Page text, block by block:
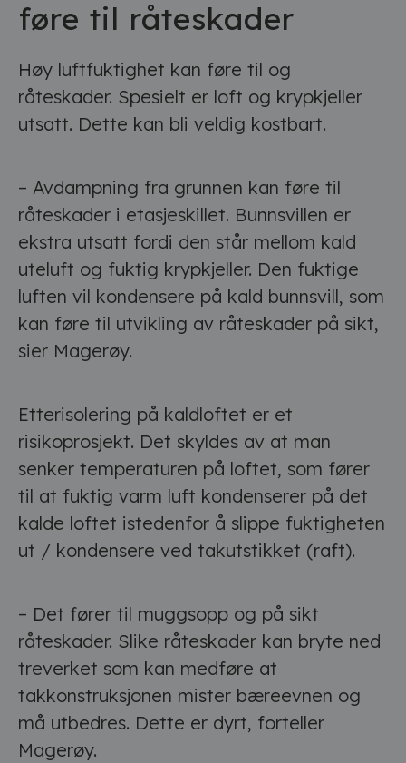
føre til råteskader
Høy luftfuktighet kan føre til og
råteskader. Spesielt er loft og krypkjeller
utsatt. Dette kan bli veldig kostbart.
– Avdampning fra grunnen kan føre til
råteskader i etasjeskillet. Bunnsvillen er
ekstra utsatt fordi den står mellom kald
uteluft og fuktig krypkjeller. Den fuktige
luften vil kondensere på kald bunnsvill, som
kan føre til utvikling av råteskader på sikt,
sier Magerøy.
Etterisolering på kaldloftet er et
risikoprosjekt. Det skyldes av at man
senker temperaturen på loftet, som fører
til at fuktig varm luft kondenserer på det
kalde loftet istedenfor å slippe fuktigheten
ut / kondensere ved takutstikket (raft).
– Det fører til muggsopp og på sikt
råteskader. Slike råteskader kan bryte ned
treverket som kan medføre at
takkonstruksjonen mister bæreevnen og
må utbedres. Dette er dyrt, forteller
Magerøy.